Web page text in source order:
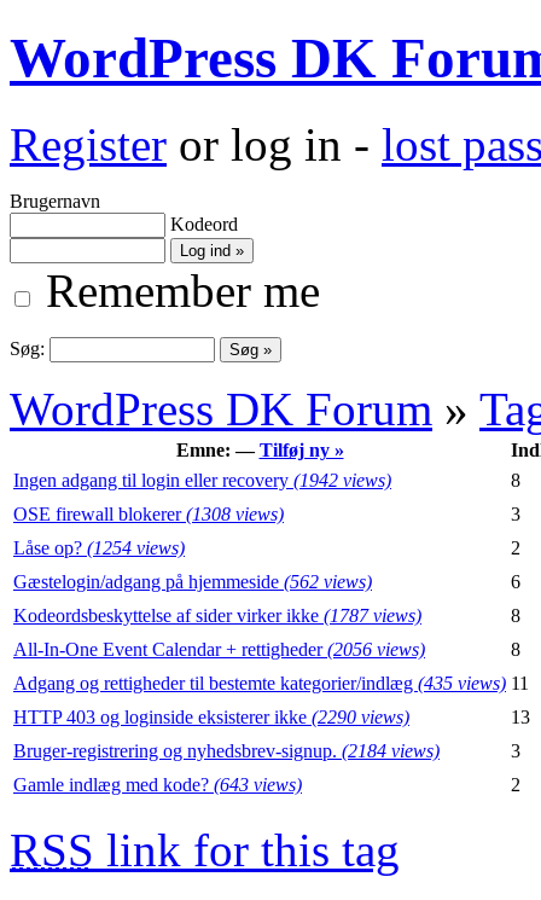
WordPress DK
Register or log in - lost
Brugernavn
Kodeord
Remember me
Søg:
WordPress DK Forum »
Emne: —Tilføj ny »
Ingen adgang til login eller recovery (1942 views)
8
OSE firewall blokerer(1308 views)
3
Låse op? (1254 views)
2
Gæstelogin/adgang på hjemmeside (562 views)
6
Kodeordsbeskyttelse af sider virker ikke (1787 views)
8
All-In-One Event Calendar + rettigheder(2056 views)
8
Adgang og rettigheder til bestemte kategorier/indlæg (435 views) 11
HTTP 403 og loginside eksisterer ikke (2290 views)
13
Bruger-registrering og nyhedsbrev-signup. (2184 views)
3
Gamle indlæg med kode? (643 views) 2
RSS link for this tag